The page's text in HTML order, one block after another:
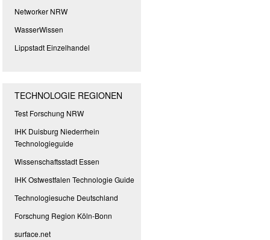
Networker NRW
WasserWissen
Lippstadt Einzelhandel
TECHNOLOGIE REGIONEN
Test Forschung NRW
IHK Duisburg Niederrhein
Technologieguide
Wissenschaftsstadt Essen
IHK Ostwestfalen Technologie Guide
Technologiesuche Deutschland
Forschung Region Köln-Bonn
surface.net